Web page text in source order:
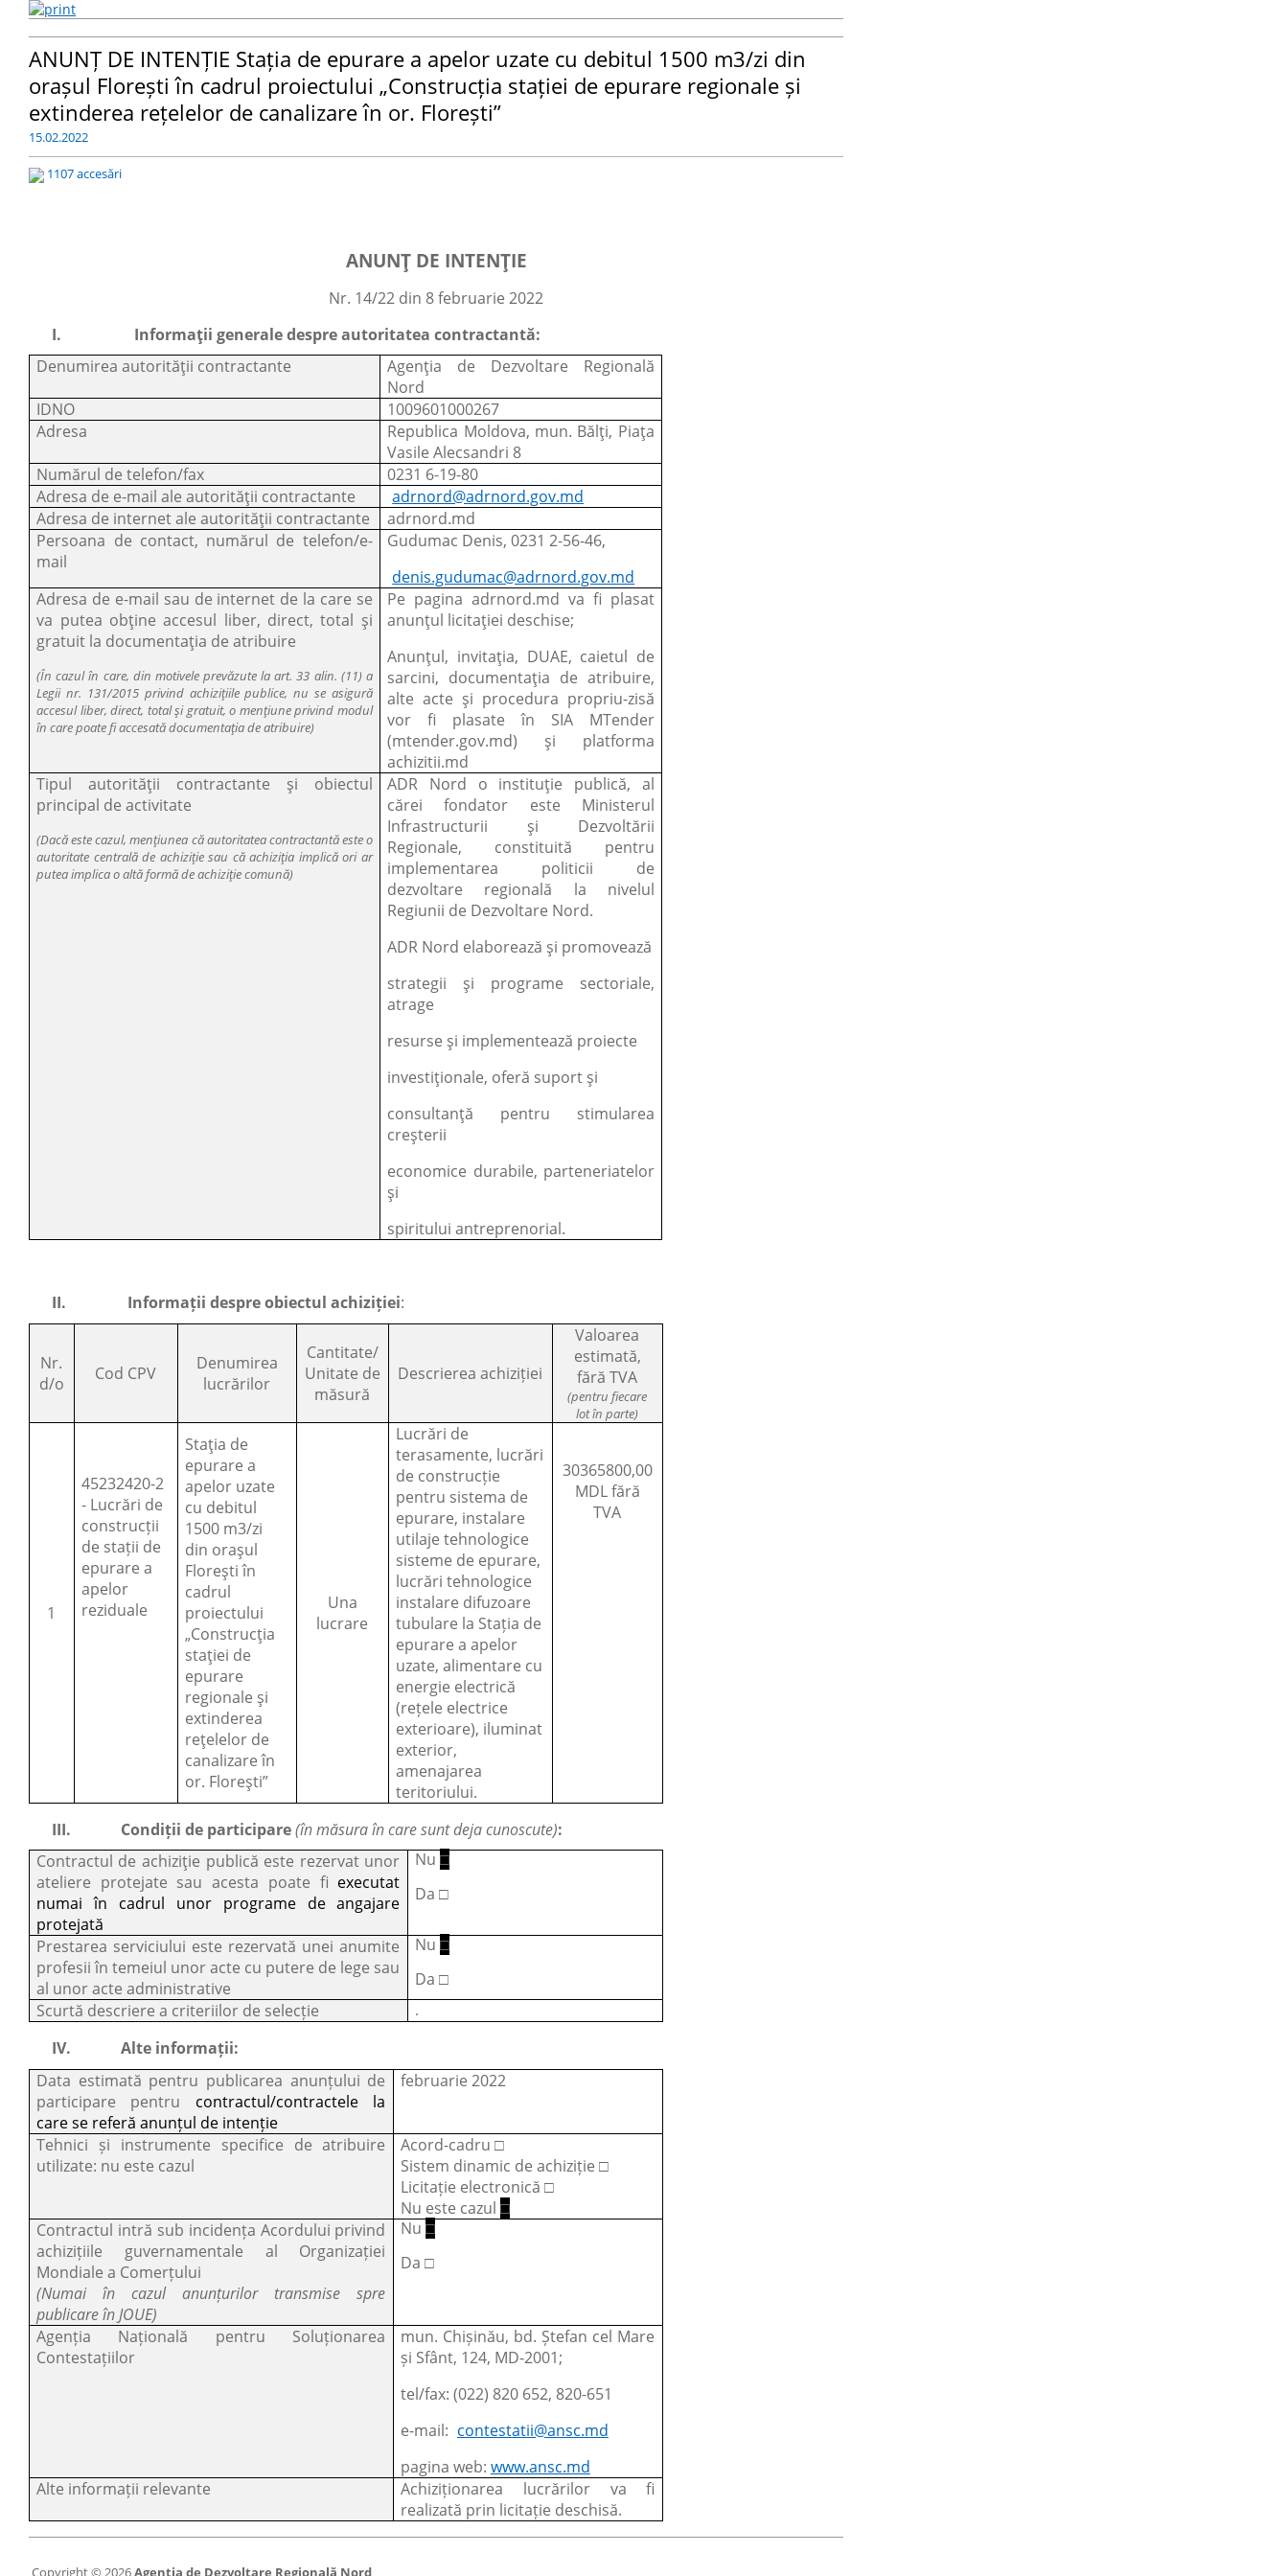
ANUNȚ DE INTENȚIE Stația de epurare a apelor uzate cu debitul 1500 m3/zi din
orașul Florești în cadrul proiectului „Construcția stației de epurare regionale și
extinderea rețelelor de canalizare în or. Florești”
15.02.2022
1107 accesări
ANUNȚ DE INTENȚIE
Nr. 14/22 din 8 februarie 2022
I.
Informații generale despre autoritatea contractantă:
Denumirea autorității contractante
Agenția de Dezvoltare Regională
Nord
IDNO
1009601000267
Adresa
Republica Moldova, mun. Bălți, Piața
Vasile Alecsandri 8
Numărul de telefon/fax
0231 6-19-80
Adresa de e-mail ale autorității contractante
adrnord@adrnord.gov.md
Adresa de internet ale autorității contractante
adrnord.md
Persoana de contact, numărul de telefon/e-
mail
Gudumac Denis, 0231 2-56-46,
denis.gudumac@adrnord.gov.md
Adresa de e-mail sau de internet de la care se
va putea obține accesul liber, direct, total și
gratuit la documentația de atribuire
(În cazul în care, din motivele prevăzute la art. 33 alin. (11) a
Legii nr. 131/2015 privind achizițiile publice, nu se asigură
accesul liber, direct, total și gratuit, o mențiune privind modul
în care poate fi accesată documentația de atribuire)
Pe pagina adrnord.md va fi plasat
anunțul licitației deschise;
Anunțul, invitația, DUAE, caietul de
sarcini, documentația de atribuire,
alte acte și procedura propriu-zisă
vor fi plasate în SIA MTender
(mtender.gov.md) și platforma
achizitii.md
Tipul autorității contractante și obiectul
principal de activitate
(Dacă este cazul, mențiunea că autoritatea contractantă este o
autoritate centrală de achiziție sau că achiziția implică ori ar
putea implica o altă formă de achiziție comună)
ADR Nord o instituție publică, al
cărei fondator este Ministerul
Infrastructurii și Dezvoltării
Regionale, constituită pentru
implementarea politicii de
dezvoltare regională la nivelul
Regiunii de Dezvoltare Nord.
ADR Nord elaborează și promovează
strategii și programe sectoriale,
atrage
resurse și implementează proiecte
investiționale, oferă suport și
consultanță pentru stimularea
creșterii
economice durabile, parteneriatelor
și
spiritului antreprenorial.
II. Informații despre obiectul achiziției:
Nr.
d/o
Cod CPV
Denumirea
lucrărilor
Cantitate/
Unitate de
măsură
Descrierea achiziției
Valoarea
estimată,
fără TVA
(pentru fiecare
lot în parte)
1
45232420-2
- Lucrări de
construcții
de stații de
epurare a
apelor
reziduale
Stația de
epurare a
apelor uzate
cu debitul
1500 m3/zi
din orașul
Florești în
cadrul
proiectului
„Construcția
stației de
epurare
regionale și
extinderea
rețelelor de
canalizare în
or. Florești”
Una
lucrare
Lucrări de
terasamente, lucrări
de construcție
pentru sistema de
epurare, instalare
utilaje tehnologice
sisteme de epurare,
lucrări tehnologice
instalare difuzoare
tubulare la Stația de
epurare a apelor
uzate, alimentare cu
energie electrică
(rețele electrice
exterioare), iluminat
exterior,
amenajarea
teritoriului.
30365800,00
MDL fără
TVA
III. Condiții de participare(în măsura în care sunt deja cunoscute):
Contractul de achiziție publică este rezervat unor
ateliere protejate sau acesta poate fi executat
numai în cadrul unor programe de angajare
protejată
Nu □
Da □
Prestarea serviciului este rezervată unei anumite
profesii în temeiul unor acte cu putere de lege sau
al unor acte administrative
Nu □
Da □
Scurtă descriere a criteriilor de selecție
.
IV.
Alte informații:
Data estimată pentru publicarea anunțului de
participare pentru contractul/contractele la
care se referă anunțul de intenție
februarie 2022
Tehnici și instrumente specifice de atribuire
utilizate: nu este cazul
Acord-cadru □
Sistem dinamic de achiziție □
Licitație electronică □
Nu este cazul □
Contractul intră sub incidența Acordului privind
achizițiile guvernamentale al Organizației
Mondiale a Comerțului
(Numai în cazul anunțurilor transmise spre
publicare în JOUE)
Nu □
Da □
Agenția Națională pentru Soluționarea
Contestațiilor
mun. Chișinău, bd. Ștefan cel Mare
și Sfânt, 124, MD-2001;
tel/fax: (022) 820 652, 820-651
e-mail: contestatii@ansc.md
pagina web: www.ansc.md
Alte informații relevante
Achiziționarea lucrărilor va fi
realizată prin licitație deschisă.
Copyright © 2026Agenția de Dezvoltare Regională Nord